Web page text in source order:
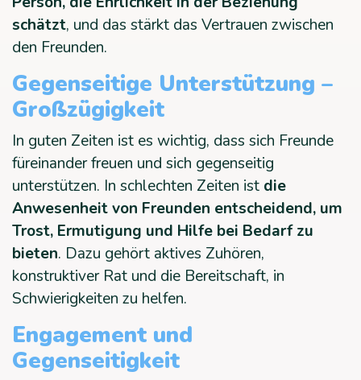
schätzt, und das stärkt das Vertrauen zwischen
den Freunden.
Gegenseitige Unterstützung –
Großzügigkeit
In guten Zeiten ist es wichtig, dass sich Freunde
füreinander freuen und sich gegenseitig
unterstützen. In schlechten Zeiten ist die
Anwesenheit von Freunden entscheidend, um
Trost, Ermutigung und Hilfe bei Bedarf zu
bieten. Dazu gehört aktives Zuhören,
konstruktiver Rat und die Bereitschaft, in
Schwierigkeiten zu helfen.
Engagement und
Gegenseitigkeit